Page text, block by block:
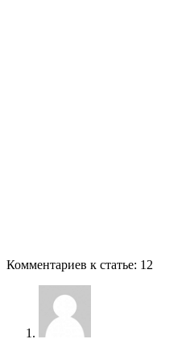
Комментариев к статье: 12